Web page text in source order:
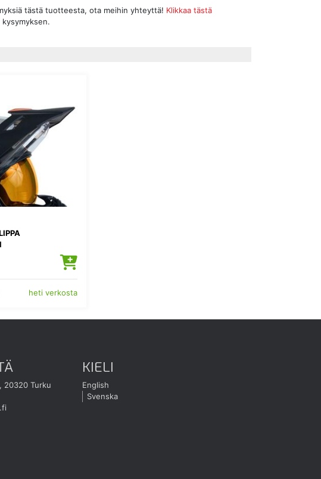
tästä tuotteesta, ota meihin yhteyttä! Klikkaa tästä
heti verkosta
20320 Turku
KIELI
English
Svenska